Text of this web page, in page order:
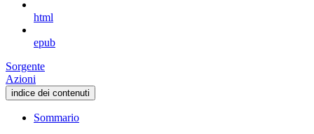
html
epub
Sorgente
Azioni
indice dei contenuti
Sommario